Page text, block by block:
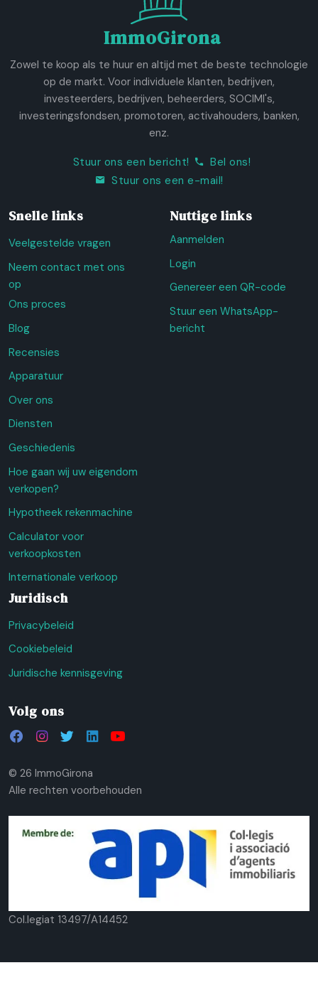
ImmoGirona
Zowel te koop als te huur en altijd met de beste technologie
op de markt. Voor individuele klanten, bedrijven,
investeerders, bedrijven, beheerders, SOCIMI's,
investeringsfondsen, promotoren, activahouders, banken,
enz.
Stuur ons een bericht!
Bel ons!
Stuur ons een e-mail!
Snelle links
Veelgestelde vragen
Neem contact met ons
op
Ons proces
Blog
Recensies
Apparatuur
Over ons
Diensten
Geschiedenis
Hoe gaan wij uw eigendom
verkopen?
Hypotheek rekenmachine
Calculator voor
verkoopkosten
Internationale verkoop
Nuttige links
Aanmelden
Login
Genereer een QR-code
Stuur een WhatsApp-
bericht
Juridisch
Privacybeleid
Cookiebeleid
Juridische kennisgeving
Volg ons
© 26 ImmoGirona
Alle rechten voorbehouden
Col.legiat 13497/A14452